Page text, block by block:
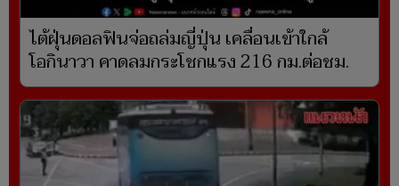
ไต้ฝุ่นดอลฟินจ่อถล่มญี่ปุ่น เคลื่อนเข้าใกล้
โอกินาวา คาดลมกระโชกแรง 216 กม.ต่อชม.